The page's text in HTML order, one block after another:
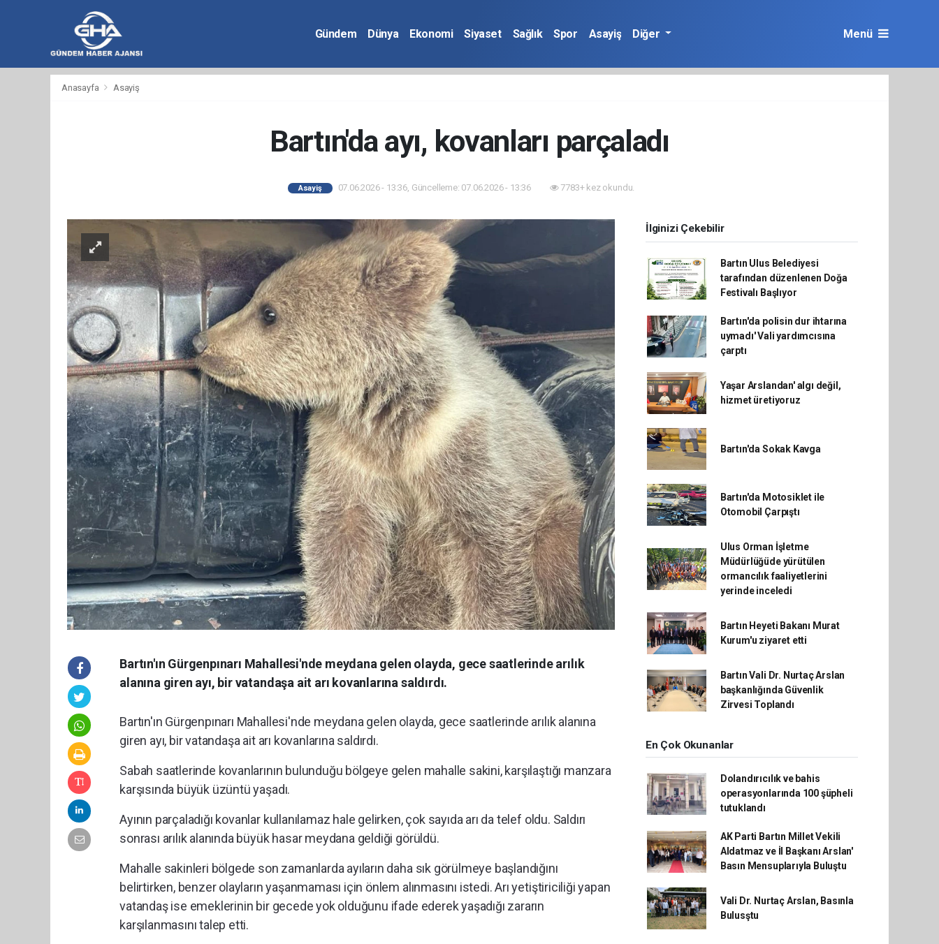
Gündem Dünya Ekonomi Siyaset Sağlık Spor Asayiş Diğer Menü
taraftarium24
taraftarium24
taraftarium24
Anasayfa Asayiş
Bartın'da ayı, kovanları parçaladı
Asayiş 07.06.2026 - 13:36, Güncelleme: 07.06.2026 - 13:36 7783+ kez okundu.
Bartın'ın Gürgenpınarı Mahallesi'nde meydana gelen olayda, gece saatlerinde arılık
alanına giren ayı, bir vatandaşa ait arı kovanlarına saldırdı.
Bartın'ın Gürgenpınarı Mahallesi'nde meydana gelen olayda, gece saatlerinde arılık alanına
giren ayı, bir vatandaşa ait arı kovanlarına saldırdı.
Sabah saatlerinde kovanlarının bulunduğu bölgeye gelen mahalle sakini, karşılaştığı manzara
karşısında büyük üzüntü yaşadı.
Ayının parçaladığı kovanlar kullanılamaz hale gelirken, çok sayıda arı da telef oldu. Saldırı
sonrası arılık alanında büyük hasar meydana geldiği görüldü.
Mahalle sakinleri bölgede son zamanlarda ayıların daha sık görülmeye başlandığını
belirtirken, benzer olayların yaşanmaması için önlem alınmasını istedi. Arı yetiştiriciliği yapan
vatandaş ise emeklerinin bir gecede yok olduğunu ifade ederek yaşadığı zararın
karşılanmasını talep etti.
İlginizi Çekebilir
Bartın Ulus Belediyesi
tarafından düzenlenen Doğa
Festivalı Başlıyor
Bartın'da polisin dur ihtarına
uymadı' Vali yardımcısına
çarptı
Yaşar Arslandan' algı değil,
hizmet üretiyoruz
Bartın'da Sokak Kavga
Bartın'da Motosiklet ile
Otomobil Çarpıştı
Ulus Orman İşletme
Müdürlüğüde yürütülen
ormancılık faaliyetlerini
yerinde inceledi
Bartın Heyeti Bakanı Murat
Kurum'u ziyaret etti
Bartın Vali Dr. Nurtaç Arslan
başkanlığında Güvenlik
Zirvesi Toplandı
En Çok Okunanlar
Dolandırıcılık ve bahis
operasyonlarında 100 şüpheli
tutuklandı
AK Parti Bartın Millet Vekili
Aldatmaz ve İl Başkanı Arslan'
Basın Mensuplarıyla Buluştu
Vali Dr. Nurtaç Arslan, Basınla
Bulusştu